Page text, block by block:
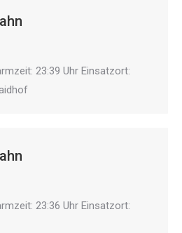
23:39 Uhr Einsatzort:
23:36 Uhr Einsatzort: